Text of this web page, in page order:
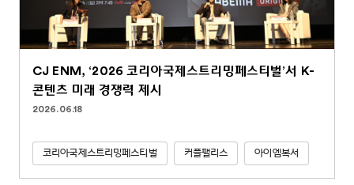
CJ ENM, ‘2026 코리아국제스트리밍페스티벌’서 K-
콘텐츠 미래 경쟁력 제시
2026.06.18
코리아국제스트리밍페스티벌 커플팰리스 아이엠복서